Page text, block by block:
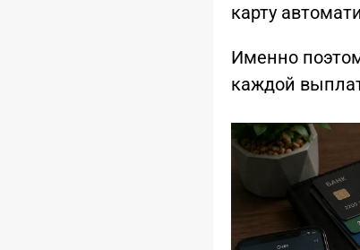
карту
Именно
каждой